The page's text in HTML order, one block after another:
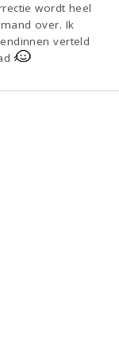
wordt heel
over. Ik
verteld